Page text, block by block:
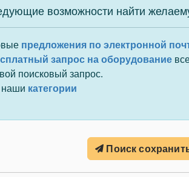
возможности найти
предложения по электронной
запрос на оборудование
поисковый запрос.
наши категории
Поиск